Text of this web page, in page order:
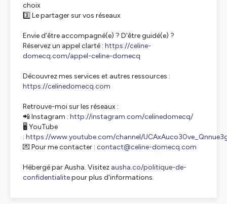
choix
3️⃣ Le partager sur vos réseaux
Envie d’être accompagné(e) ? D'être guidé(e) ?
Réservez un appel clarté : https://celine-
domecq.com/appel-celine-domecq
Découvrez mes services et autres ressources :
https://celinedomecq.com
Retrouve-moi sur les réseaux :
📲 Instagram : http://instagram.com/celinedomecq/
🖥️ YouTube
: https://www.youtube.com/channel/
💌 Pour me contacter : contact@celine-domecq.com
Hébergé par Ausha. Visitez ausha.co/politique-de-
confidentialitepour plus d'informations.